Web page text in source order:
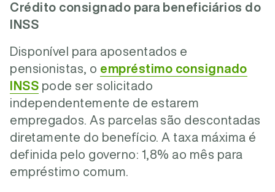
Crédito consignado para beneficiários do
INSS
Disponível para aposentados e
pensionistas, o empréstimo consignado
INSS pode ser solicitado
independentemente de estarem
empregados. As parcelas são descontadas
diretamente do benefício. A taxa máxima é
definida pelo governo: 1,8% ao mês para
empréstimo comum.